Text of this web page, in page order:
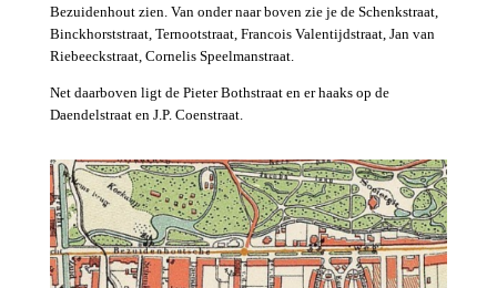
Bezuidenhout zien. Van onder naar boven zie je de Schenkstraat,
Binckhorststraat, Ternootstraat, Francois Valentijdstraat, Jan van
Riebeeckstraat, Cornelis Speelmanstraat.
Net daarboven ligt de Pieter Bothstraat en er haaks op de
Daendelstraat en J.P. Coenstraat.